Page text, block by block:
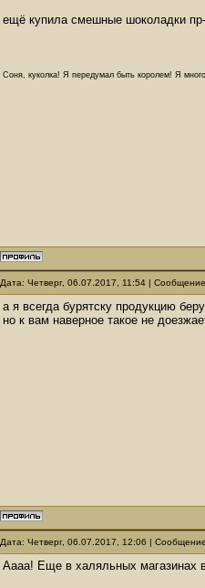
ещё купила смешные шоколадки
Соня, куколка! Я передумал быть королем! Я
Дата: Четверг, 06.07.2017, 11:54 |
а я всегда бурятску продукцию
но к вам наверное такое не
Дата: Четверг, 06.07.2017, 12:06 |
Аааа! Еще в халяльных магазинах